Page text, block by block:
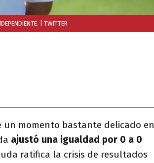
| TWITTER
un momento bastante delicado en
ajustó una igualdad por 0 a 0
ratifica la crisis de resultados